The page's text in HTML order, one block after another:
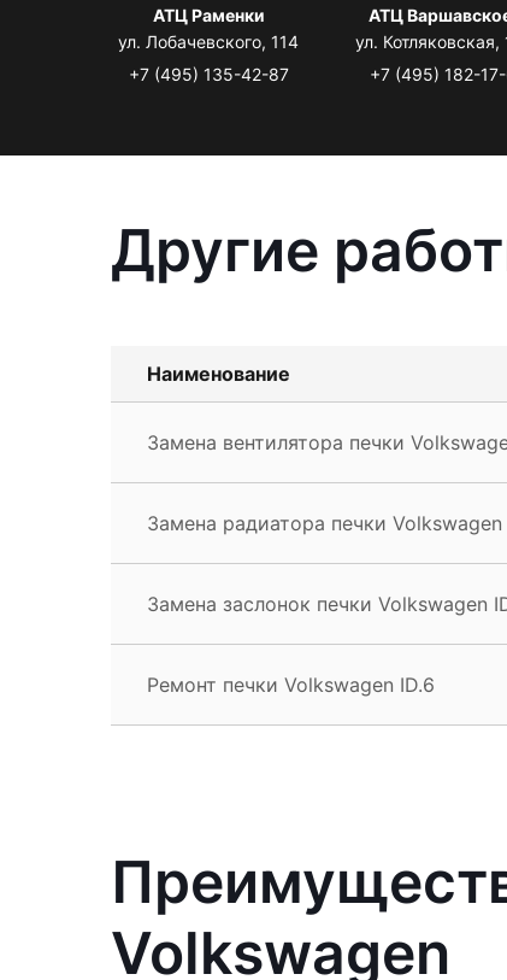
АТЦ Раменки
ул. Лобачевского, 114
+7 (495) 135-42-87
АТЦ
ул. Котляковская,
+7 (495) 182-
Другие
Наименование
Замена вентилятора печки
Замена радиатора печки Volkswagen
Замена заслонок печки Volkswagen
Ремонт печки Volkswagen ID.6
Volkswagen